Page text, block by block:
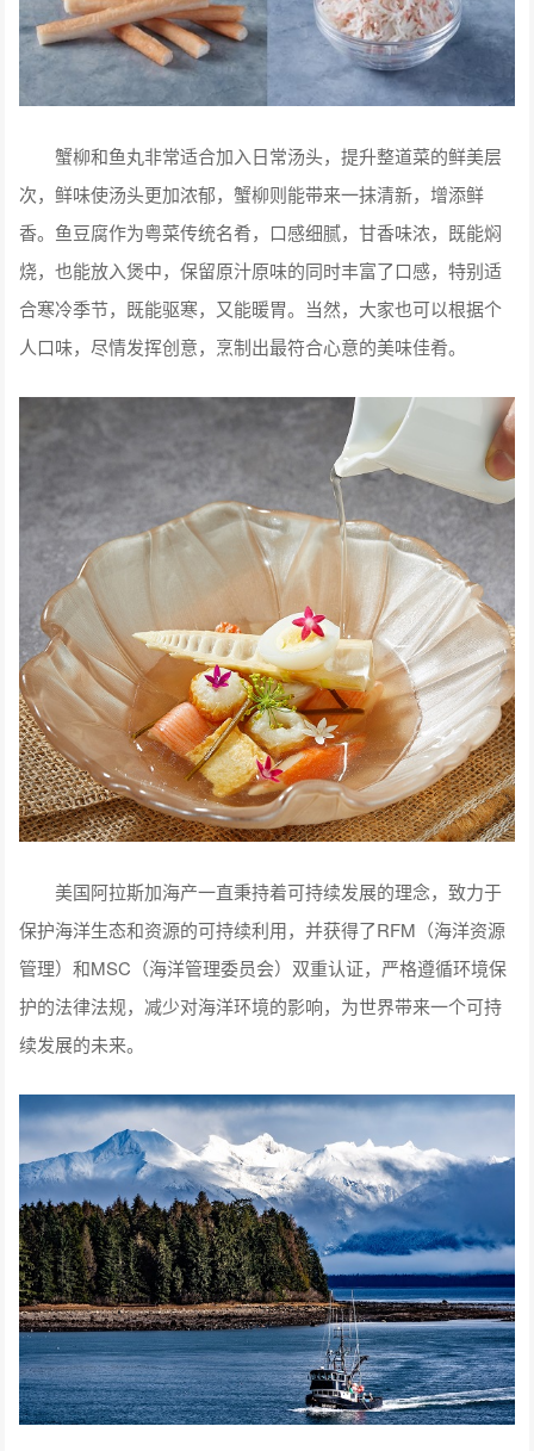
蟹柳和鱼丸非常适合加入日常汤头，提升整道菜的鲜美层
次，鲜味使汤头更加浓郁，蟹柳则能带来一抹清新，增添鲜
香。鱼豆腐作为粤菜传统名肴，口感细腻，甘香味浓，既能焖
烧，也能放入煲中，保留原汁原味的同时丰富了口感，特别适
合寒冷季节，既能驱寒，又能暖胃。当然，大家也可以根据个
人口味，尽情发挥创意，烹制出最符合心意的美味佳肴。
美国阿拉斯加海产一直秉持着可持续发展的理念，致力于
保护海洋生态和资源的可持续利用，并获得了RFM（海洋资源
管理）和MSC（海洋管理委员会）双重认证，严格遵循环境保
护的法律法规，减少对海洋环境的影响，为世界带来一个可持
续发展的未来。